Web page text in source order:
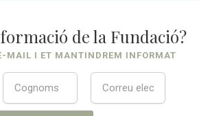
de la Fundació?
MAIL I ET MANTINDREM INFORMAT